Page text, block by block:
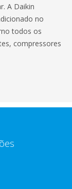
A Daikin
no
todos os
compressores